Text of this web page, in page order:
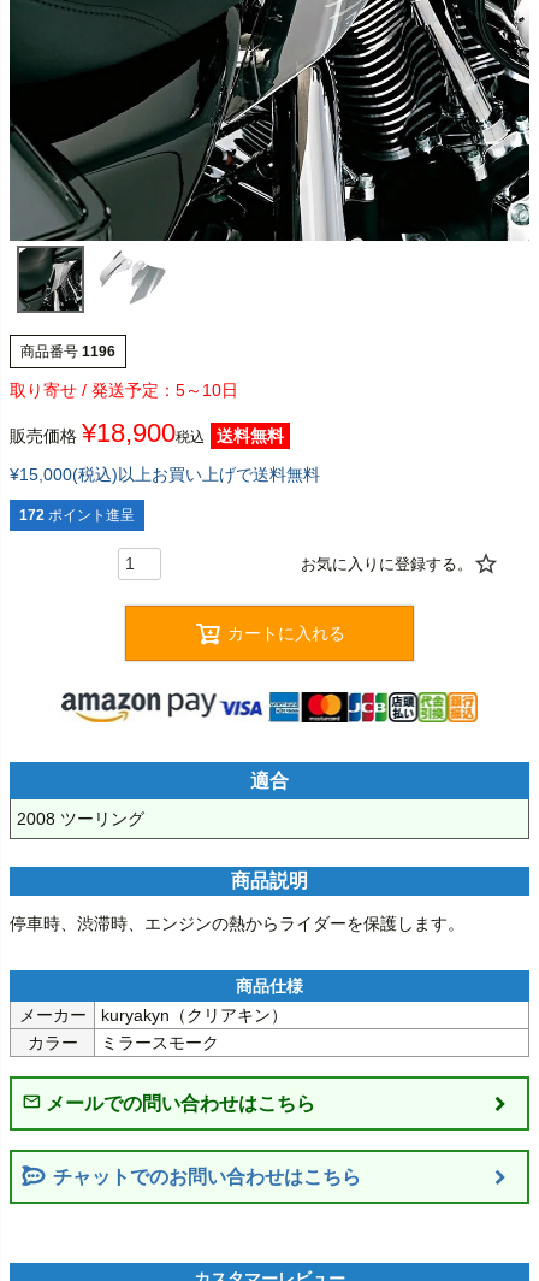
商品番号 1196
5～10日
販売価格 ¥18,900税込
送料無料
¥15,000(税込)以上お買い上げで送料無料
172 ポイント進呈
カートに入れる
適合
2008 ツーリング
商品説明
停車時、渋滞時、エンジンの熱からライダーを保護します。
メーカー
kuryakyn（クリアキン）
カラー
ミラースモーク
チャットでのお問い合わせはこちら